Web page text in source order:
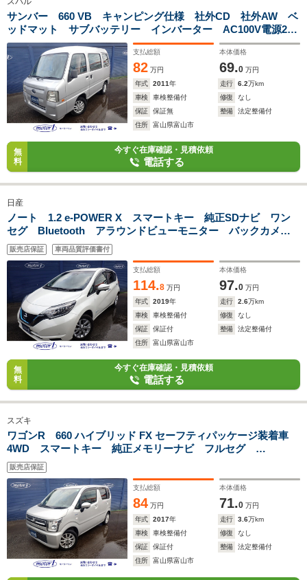
サンバー 660 VB キャンピング仕様 社外CD 社外AW ベ
ッドマット サブバッテリー インバーター AC100V電源2
個 リアバンパー外部電源取込口付 シンク シャワー フル
フラット DVD再生用後席フリップダウンモニター
支払総額
82 万円
本体価格
69.0 万円
年式
2011年 走行 6.2万km
車検
車検整備付 修復
なし
保証
保証無 整備
法定整備付
住所
富山県富山市
無
料
今すぐ在庫確認・見積依頼
電話する
日産
ノート 1.2 e-POWER X スマートキー 純正SDナビ ワン
セグ Bluetooth アラウンドビューモニター バックカメ
ラ デジタルインナーミラー ETC オートエアコン 衝突被
害軽減ブレーキ レーンキープアシスト 純正15AW
販売店保証 車両品質評価書付
支払総額
114.8 万円
本体価格
97.0 万円
年式
2019年 走行 2.6万km
車検
車検整備付 修復
なし
保証
保証付 整備
法定整備付
住所
富山県富山市
無
料
今すぐ在庫確認・見積依頼
電話する
スズキ
ワゴンR 660 ハイブリッド FX セーフティパッケージ装着車
4WD スマートキー 純正メモリーナビ フルセグ
Bluetooth USB入力 バックカメラ 全周囲カメラ シート
ヒーター オートエアコン 衝突被害軽減ブレーキ レーンキ
ープ アイドリングストップ
販売店保証
支払総額
84 万円
本体価格
71.0 万円
年式
2017年 走行 3.6万km
車検
車検整備付 修復
なし
保証
保証付 整備
法定整備付
住所
富山県富山市